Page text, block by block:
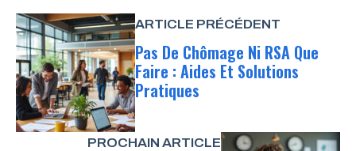
ARTICLE PRÉCÉDENT
Pas De Chômage Ni RSA Que
Faire : Aides Et Solutions
Pratiques
PROCHAIN ARTICLE